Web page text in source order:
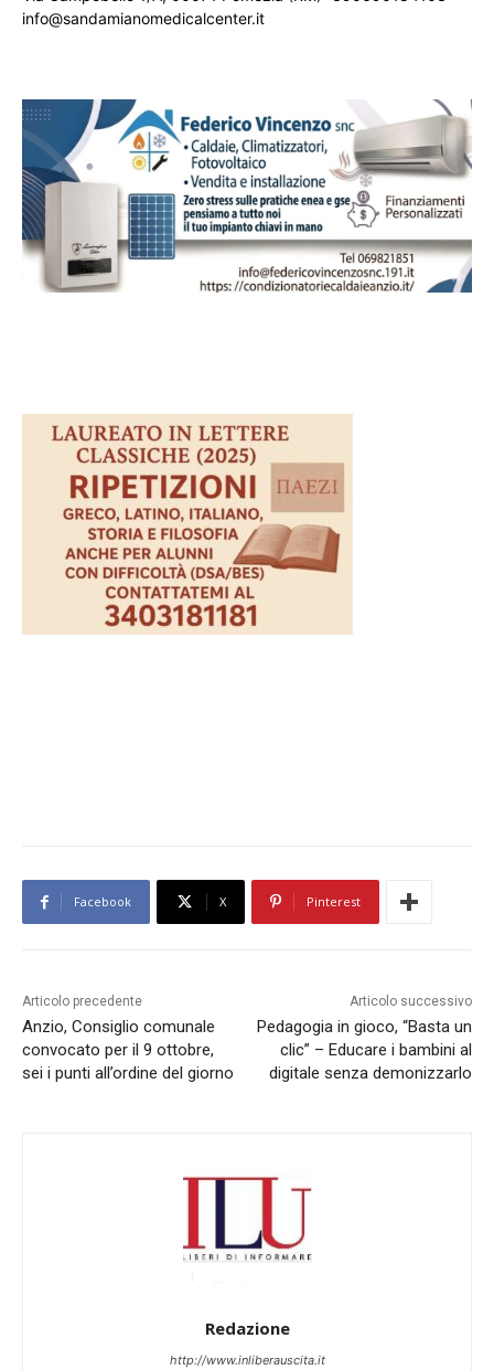
info@sandamianomedicalcenter.it
Facebook X Pinterest
Articolo precedente
Anzio, Consiglio comunale
convocato per il 9 ottobre,
sei i punti all’ordine del giorno
Articolo successivo
Pedagogia in gioco, “Basta un
clic” – Educare i bambini al
digitale senza demonizzarlo
Redazione
http://www.inliberauscita.it